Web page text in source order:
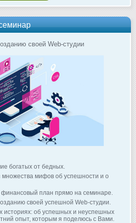
своей Web-студии
богатых от бедных.
мифов об успешности и о
план прямо на семинаре.
своей успешной Web-студии.
историях: об успешных и неуспешных
опыт, которым я поделюсь с Вами.